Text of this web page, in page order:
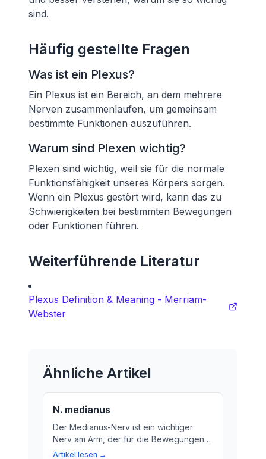
sind.
Häufig gestellte Fragen
Was ist ein Plexus?
Ein Plexus ist ein Bereich, an dem mehrere
Nerven zusammenlaufen, um gemeinsam
bestimmte Funktionen auszuführen.
Warum sind Plexen wichtig?
Plexen sind wichtig, weil sie für die normale
Funktionsfähigkeit unseres Körpers sorgen.
Wenn ein Plexus gestört wird, kann das zu
Schwierigkeiten bei bestimmten Bewegungen
oder Funktionen führen.
Weiterführende Literatur
Plexus Definition & Meaning - Merriam-
Webster
Ähnliche Artikel
N. medianus
Der Medianus-Nerv ist ein wichtiger
Nerv am Arm, der für die Bewegungen
und Empfindungen an Unterarm und
Artikel lesen →